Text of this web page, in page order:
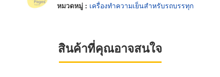
หมวดหมู่ : เครื่องทำความเย็นสำหรับรถบรรทุก
สินค้าที่คุณอาจสนใจ